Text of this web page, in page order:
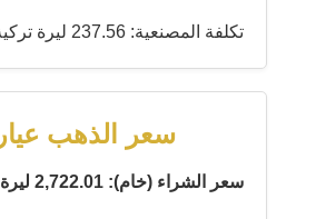
تكلفة المصنعية: 237.56 ليرة تركية
سعر الذهب عيار 22
سعر الشراء (خام): 2,722.01 ليرة تركية